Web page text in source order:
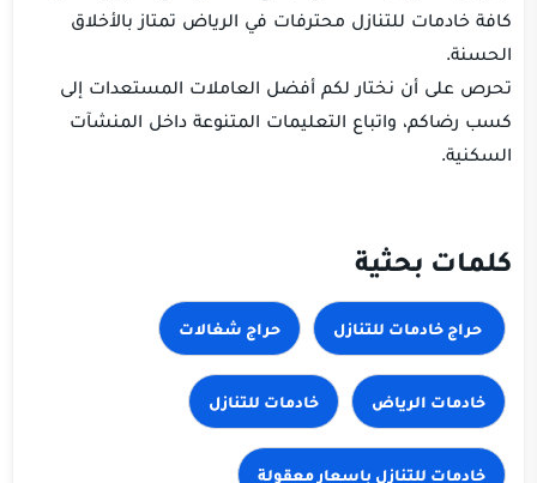
كافة خادمات للتنازل محترفات في الرياض تمتاز بالأخلاق
الحسنة.
تحرص على أن نختار لكم أفضل العاملات المستعدات إلى
كسب رضاكم، واتباع التعليمات المتنوعة داخل المنشآت
السكنية.
كلمات بحثية
حراج شغالات
خادمات الرياض خادمات للتنازل
خادمات للتنازل باسعار معقولة